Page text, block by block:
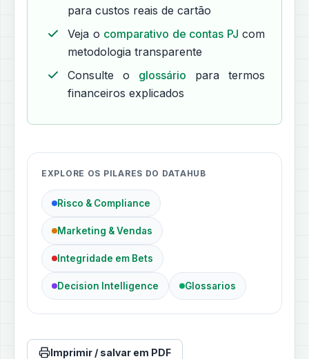
para custos reais de cartão
Veja o comparativo de contas PJ com
metodologia transparente
Consulte o glossário para termos
financeiros explicados
EXPLORE OS PILARES DO DATAHUB
Risco & Compliance
Marketing & Vendas
Integridade em Bets
Decision Intelligence Glossarios
Imprimir / salvar em PDF